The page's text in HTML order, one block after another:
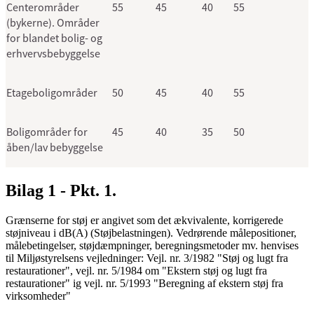
Centerområder
(bykerne). Områder
for blandet bolig- og
erhvervsbebyggelse
55 45 40 55
Etageboligområder 50 45 40 55
Boligområder for
åben/lav bebyggelse
45 40 35 50
Bilag 1 - Pkt. 1.
Grænserne for støj er angivet som det ækvivalente, korrigerede
støjniveau i dB(A) (Støjbelastningen). Vedrørende målepositioner,
målebetingelser, støjdæmpninger, beregningsmetoder mv. henvises
til Miljøstyrelsens vejledninger: Vejl. nr. 3/1982 "Støj og lugt fra
restaurationer", vejl. nr. 5/1984 om "Ekstern støj og lugt fra
restaurationer" ig vejl. nr. 5/1993 "Beregning af ekstern støj fra
virksomheder"